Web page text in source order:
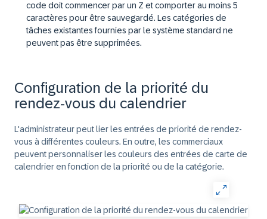
code doit commencer par un Z et comporter au moins 5
caractères pour être sauvegardé. Les catégories de
tâches existantes fournies par le système standard ne
peuvent pas être supprimées.
Configuration de la priorité du
rendez-vous du calendrier
L'administrateur peut lier les entrées de priorité de rendez-
vous à différentes couleurs. En outre, les commerciaux
peuvent personnaliser les couleurs des entrées de carte de
calendrier en fonction de la priorité ou de la catégorie.